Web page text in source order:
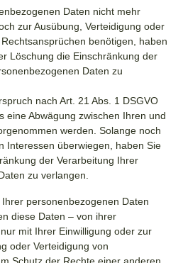
Daten nicht mehr
zur Ausübung, Verteidigung oder
benötigen, haben
Löschung die Einschränkung der
Daten zu
nach Art. 21 Abs. 1 DSGVO
eine Abwägung zwischen Ihren und
werden. Solange noch
Interessen überwiegen, haben Sie
der Verarbeitung Ihrer
zu verlangen.
personenbezogenen Daten
diese Daten – von ihrer
mit Ihrer Einwilligung oder zur
oder Verteidigung von